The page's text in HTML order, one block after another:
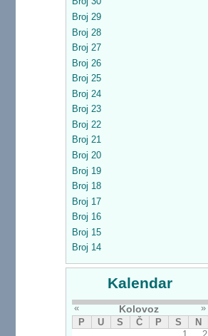
Broj 29
Broj 28
Broj 27
Broj 26
Broj 25
Broj 24
Broj 23
Broj 22
Broj 21
Broj 20
Broj 19
Broj 18
Broj 17
Broj 16
Broj 15
Broj 14
Kalendar
« Kolovoz
»
P
U S Č P S
N